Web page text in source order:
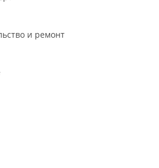
и ремонт